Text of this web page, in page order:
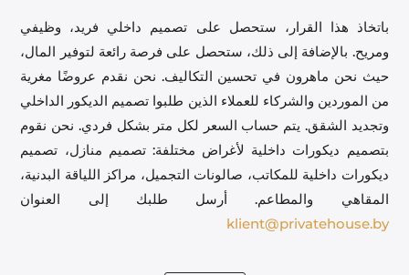
باتخاذ هذا القرار، ستحصل على تصميم داخلي فريد، وظيفي
ومريح. بالإضافة إلى ذلك، ستحصل على فرصة رائعة لتوفير المال،
حيث نحن ماهرون في تحسين التكاليف. نحن نقدم عروضًا مغرية
من الموردين والشركاء للعملاء الذين طلبوا تصميم الديكور الداخلي
وتجديد الشقق. يتم حساب السعر لكل متر بشكل فردي. نحن نقوم
بتصميم ديكورات داخلية لأغراض مختلفة: تصميم منازل، تصميم
ديكورات داخلية للمكاتب، صالونات التجميل، مراكز اللياقة البدنية،
المقاهي والمطاعم. أرسل طلبك إلى العنوان
klient@privatehouse.by